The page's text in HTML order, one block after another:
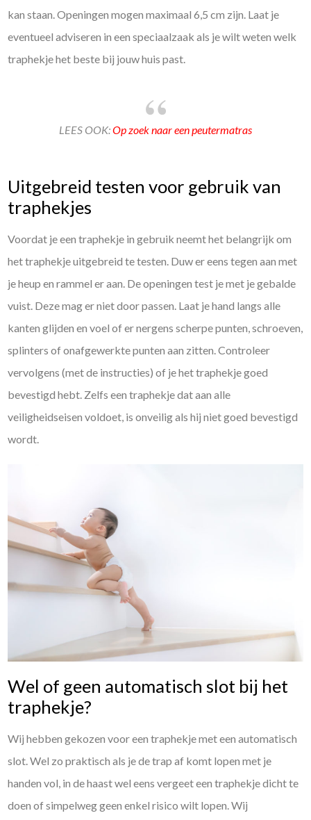
kan staan. Openingen mogen maximaal 6,5 cm zijn. Laat je
eventueel adviseren in een speciaalzaak als je wilt weten welk
traphekje het beste bij jouw huis past.
LEES OOK:Op zoek naar een peutermatras
Uitgebreid testen voor gebruik van
traphekjes
Voordat je een traphekje in gebruik neemt het belangrijk om
het traphekje uitgebreid te testen. Duw er eens tegen aan met
je heup en rammel er aan. De openingen test je met je gebalde
vuist. Deze mag er niet door passen. Laat je hand langs alle
kanten glijden en voel of er nergens scherpe punten, schroeven,
splinters of onafgewerkte punten aan zitten. Controleer
vervolgens (met de instructies) of je het traphekje goed
bevestigd hebt. Zelfs een traphekje dat aan alle
veiligheidseisen voldoet, is onveilig als hij niet goed bevestigd
wordt.
Wel of geen automatisch slot bij het
traphekje?
Wij hebben gekozen voor een traphekje met een automatisch
slot. Wel zo praktisch als je de trap af komt lopen met je
handen vol, in de haast wel eens vergeet een traphekje dicht te
doen of simpelweg geen enkel risico wilt lopen. Wij